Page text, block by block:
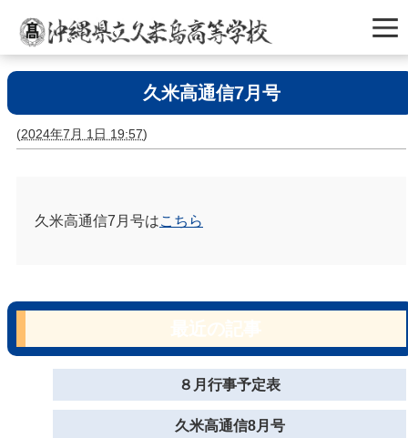
久米高通信7月号
(2024年7月 1日 19:57)
久米高通信7月号はこちら
８月行事予定表
久米高通信8月号